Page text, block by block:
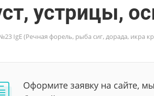
устрицы,
IgE (Речная форель, рыба сиг, дорада, икра
Оформите заявку на сайте,